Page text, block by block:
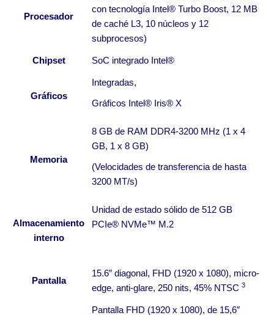
Procesador
con tecnología Intel® Turbo Boost, 12 MB
de caché L3, 10 núcleos y 12
subprocesos)
Chipset SoC integrado Intel®
Gráficos
Integradas,
Gráficos Intel® Iris® X
Memoria
8 GB de RAM DDR4-3200 MHz (1 x 4
GB, 1 x 8 GB)
(Velocidades de transferencia de hasta
3200 MT/s)
Almacenamiento
interno
Unidad de estado sólido de 512 GB
PCIe® NVMe™ M.2
Pantalla
15.6″ diagonal, FHD (1920 x 1080), micro-
edge, anti-glare, 250 nits, 45% NTSC 3
Pantalla FHD (1920 x 1080), de 15,6″